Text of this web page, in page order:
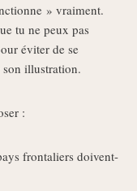
» vraiment.
tu ne peux pas
éviter de se
illustration.
:
frontaliers doivent-